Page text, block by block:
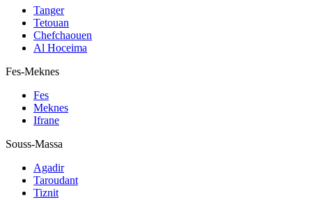
Tanger
Tetouan
Chefchaouen
Al Hoceima
Fes-Meknes
Fes
Meknes
Ifrane
Souss-Massa
Agadir
Taroudant
Tiznit